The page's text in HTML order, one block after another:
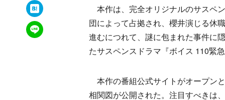
はてなブックマーク
LINEで送る
本作は、完全オリジナルのサスペ
団によって占拠され、櫻井演じる休
進むにつれて、謎に包まれた事件に
たサスペンスドラマ『ボイス 110緊
本作の番組公式サイトがオープン
相関図が公開された。注目すべきは